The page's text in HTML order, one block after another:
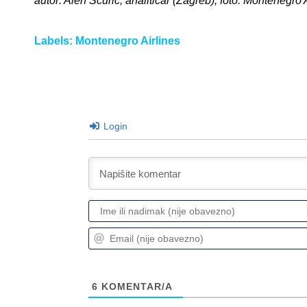
Labels: Montenegro Airlines
Login
6 KOMENTAR/A